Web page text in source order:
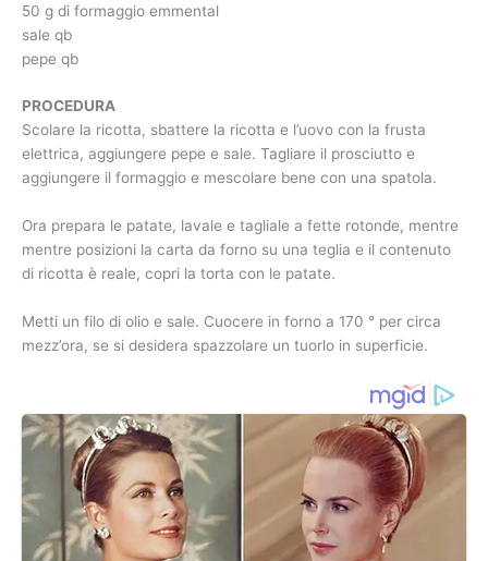
50 g di formaggio emmental
sale qb
pepe qb
PROCEDURA
Scolare la ricotta, sbattere la ricotta e l’uovo con la frusta
elettrica, aggiungere pepe e sale. Tagliare il prosciutto e
aggiungere il formaggio e mescolare bene con una spatola.
Ora prepara le patate, lavale e tagliale a fette rotonde, mentre
mentre posizioni la carta da forno su una teglia e il contenuto
di ricotta è reale, copri la torta con le patate.
Metti un filo di olio e sale. Cuocere in forno a 170 ° per circa
mezz’ora, se si desidera spazzolare un tuorlo in superficie.